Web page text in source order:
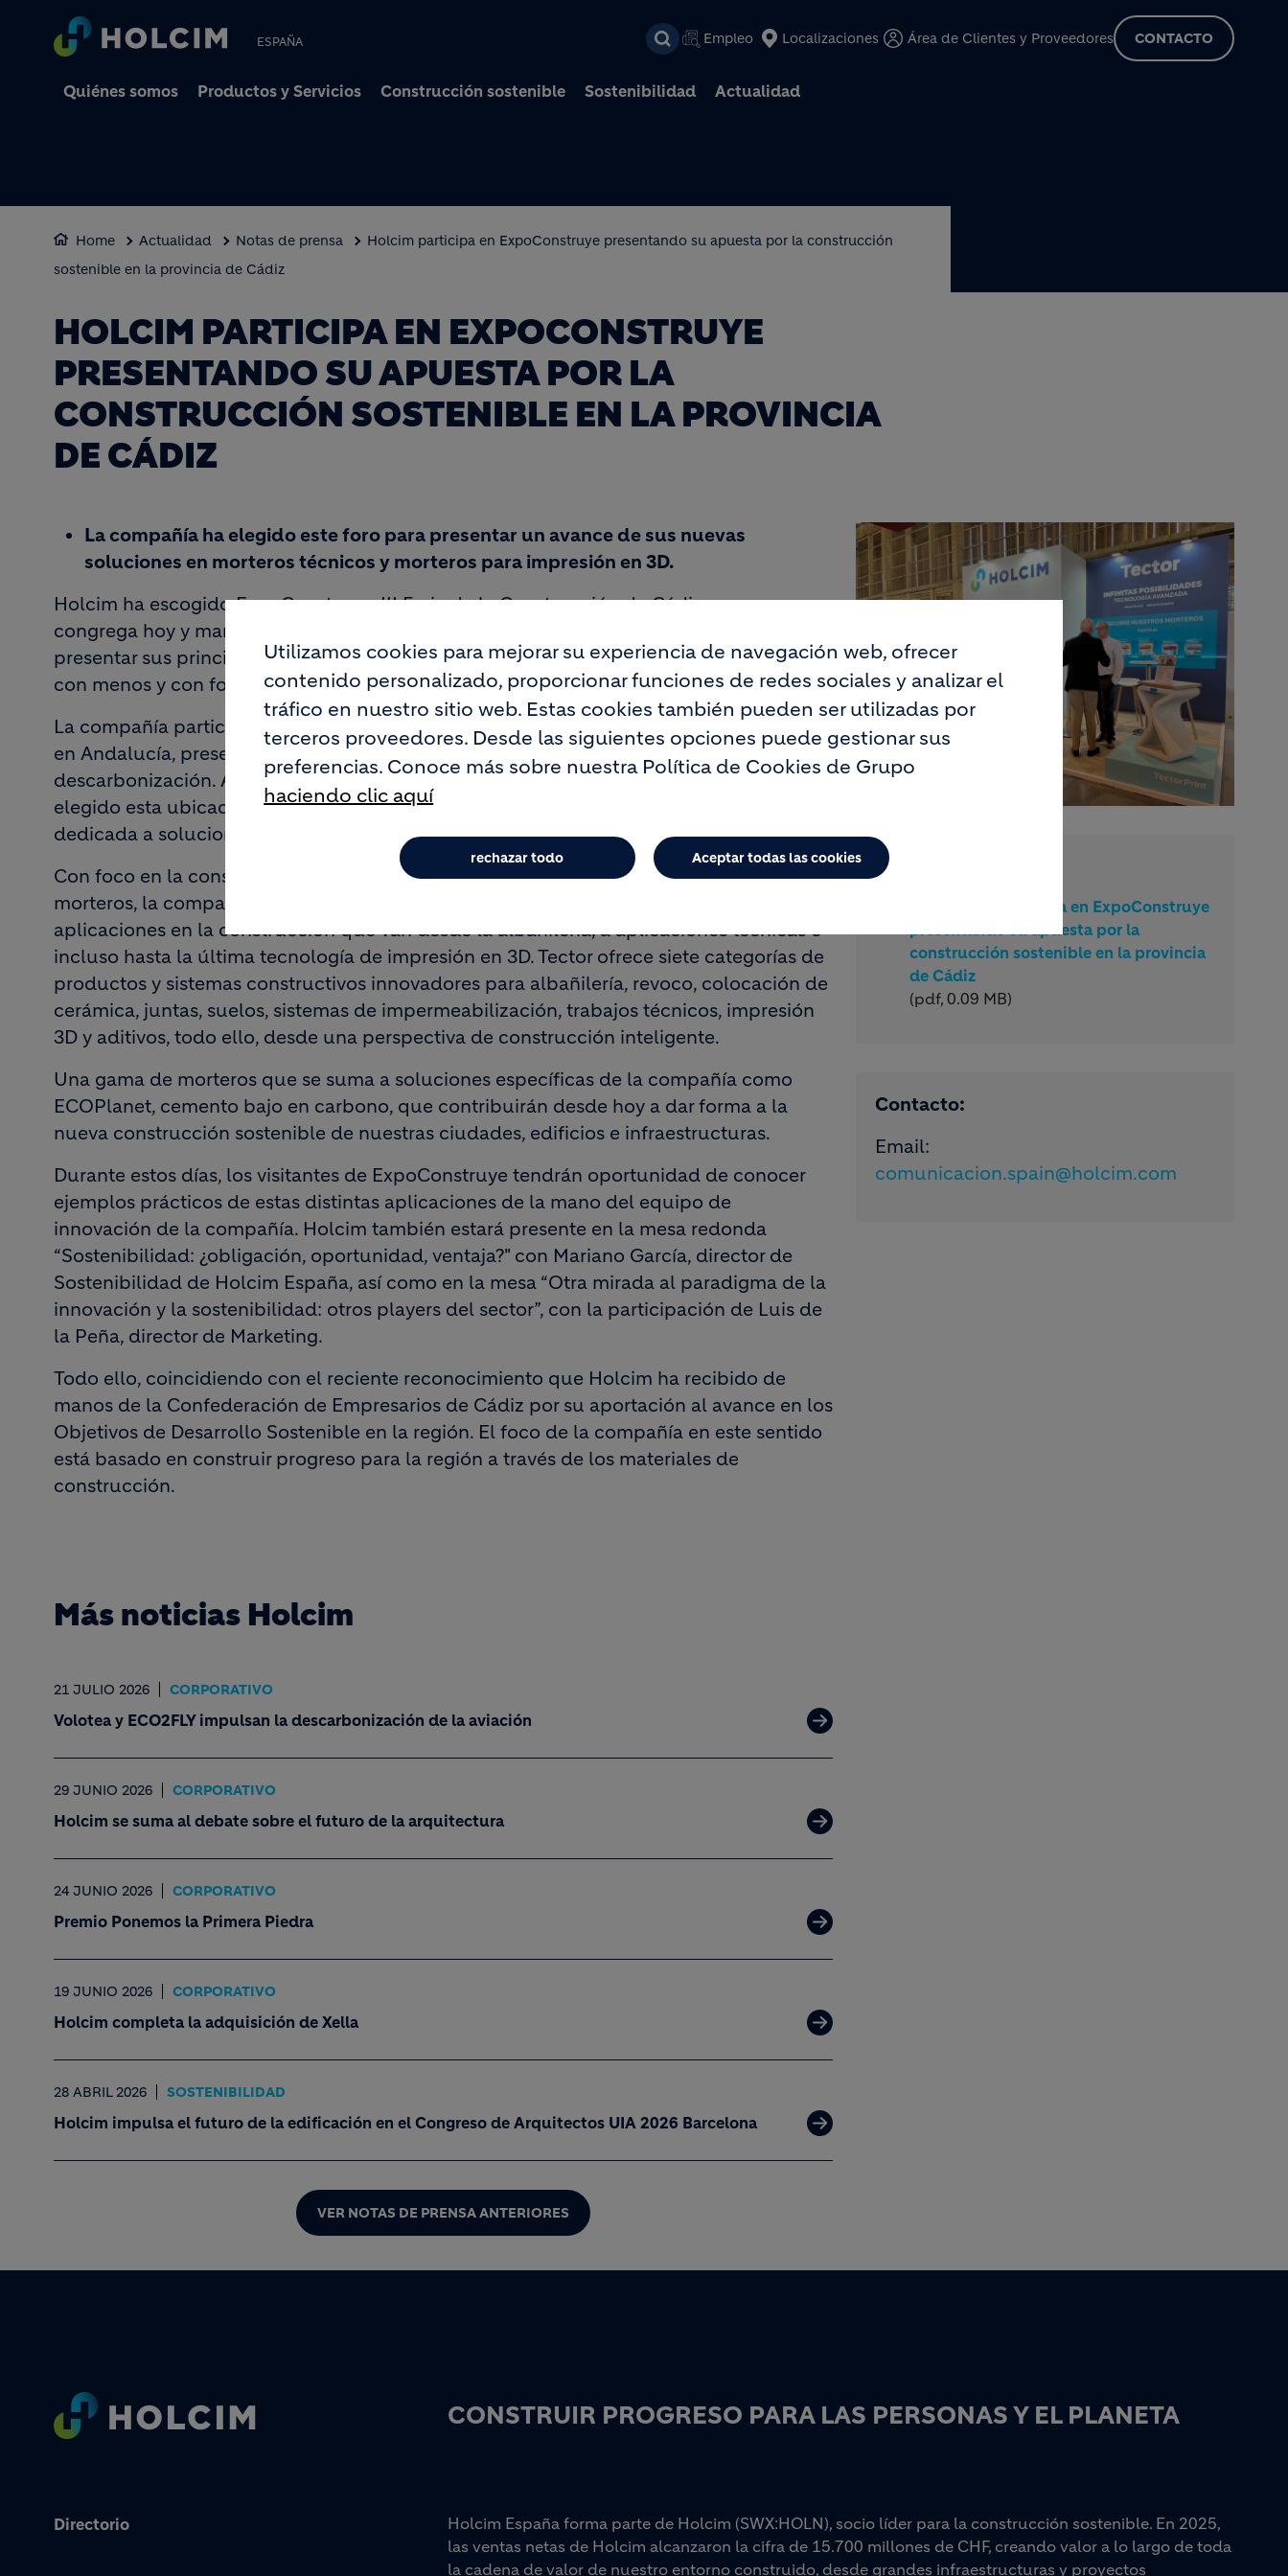
Pasar al contenido principal
ESPAÑA Empleo Localizaciones Área de Clientes y Proveedores CONTACTO
Quiénes somos Productos y Servicios Construcción sostenible Sostenibilidad Actualidad
Home Actualidad Notas de prensa
Holcim participa en ExpoConstruye presentando su apuesta por la construcción
sostenible en la provincia de Cádiz
HOLCIM PARTICIPA EN EXPOCONSTRUYE
PRESENTANDO SU APUESTA POR LA
CONSTRUCCIÓN SOSTENIBLE EN LA PROVINCIA
DE CÁDIZ
La compañía ha elegido este foro para presentar un avance de sus nuevas
soluciones en morteros técnicos y morteros para impresión en 3D.
Holcim ha escogido ExpoConstruye, III Feria de la Construcción de Cádiz, que
congrega hoy y mañana a los principales agentes del sector, como escenario para
presentar sus principales novedades desarrolladas con el objetivo de construir mejor
con menos y con foco en la reducción de la huella de carbono de la construcción.
La compañía participa, por primera vez, con su nueva imagen, en una feria profesional
en Andalucía, presentándose como referente del sector en materia de
descarbonización. A punto de cumplir 50 años de presencia en Jerez, Holcim ha
elegido esta ubicación para realizar un avance de su nueva imagen de marca Tector,
dedicada a soluciones de morteros técnicos para la construcción.
Con foco en la construcción sostenible y una experiencia global en desarrollo de
morteros, la compañía ha presentado su amplia gama de un material clave para
aplicaciones en la construcción que van desde la albañilería, a aplicaciones técnicas e
incluso hasta la última tecnología de impresión en 3D. Tector ofrece siete categorías de
productos y sistemas constructivos innovadores para albañilería, revoco, colocación de
cerámica, juntas, suelos, sistemas de impermeabilización, trabajos técnicos, impresión
3D y aditivos, todo ello, desde una perspectiva de construcción inteligente.
Una gama de morteros que se suma a soluciones específicas de la compañía como
ECOPlanet, cemento bajo en carbono, que contribuirán desde hoy a dar forma a la
nueva construcción sostenible de nuestras ciudades, edificios e infraestructuras.
Durante estos días, los visitantes de ExpoConstruye tendrán oportunidad de conocer
ejemplos prácticos de estas distintas aplicaciones de la mano del equipo de
innovación de la compañía. Holcim también estará presente en la mesa redonda
“Sostenibilidad: ¿obligación, oportunidad, ventaja?" con Mariano García, director de
Sostenibilidad de Holcim España, así como en la mesa “Otra mirada al paradigma de la
innovación y la sostenibilidad: otros players del sector”, con la participación de Luis de
la Peña, director de Marketing.
Todo ello, coincidiendo con el reciente reconocimiento que Holcim ha recibido de
manos de la Confederación de Empresarios de Cádiz por su aportación al avance en los
Objetivos de Desarrollo Sostenible en la región. El foco de la compañía en este sentido
está basado en construir progreso para la región a través de los materiales de
construcción.
Documentos:
NP_Holcim participa en ExpoConstruye
presentando su apuesta por la
construcción sostenible en la provincia
de Cádiz
(pdf, 0.09 MB)
Contacto:
Email:
comunicacion.spain@holcim.com
Más noticias Holcim
21 JULIO 2026 CORPORATIVO
Volotea y ECO2FLY impulsan la descarbonización de la aviación
29 JUNIO 2026 CORPORATIVO
Holcim se suma al debate sobre el futuro de la arquitectura
24 JUNIO 2026 CORPORATIVO
Premio Ponemos la Primera Piedra
19 JUNIO 2026 CORPORATIVO
Holcim completa la adquisición de Xella
28 ABRIL 2026 SOSTENIBILIDAD
Holcim impulsa el futuro de la edificación en el Congreso de Arquitectos UIA 2026 Barcelona
VER NOTAS DE PRENSA ANTERIORES
CONSTRUIR PROGRESO PARA LAS PERSONAS Y EL PLANETA
Directorio
Holcim España forma parte de Holcim (SWX:HOLN), socio líder para la construcción sostenible. En 2025,
las ventas netas de Holcim alcanzaron la cifra de 15.700 millones de CHF, creando valor a lo largo de toda
la cadena de valor de nuestro entorno construido, desde grandes infraestructuras y proyectos
Utilizamos cookies para mejorar su experiencia de navegación web, ofrecer
contenido personalizado, proporcionar funciones de redes sociales y analizar el
tráfico en nuestro sitio web. Estas cookies también pueden ser utilizadas por
terceros proveedores. Desde las siguientes opciones puede gestionar sus
preferencias. Conoce más sobre nuestra Política de Cookies de Grupo
haciendo clic aquí
Aceptar todas las cookies
rechazar todo